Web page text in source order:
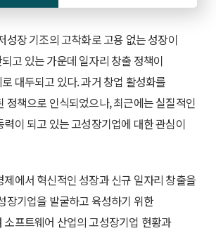
성장 기조의 고착화로 고용 없는 성장이
고 있는 가운데 일자리 창출 정책이
대두되고 있다. 과거 창업 활성화를
정책으로 인식되었으나, 최근에는 실질적인
이 되고 있는 고성장기업에 대한 관심이
에서 혁신적인 성장과 신규 일자리 창출을
장기업을 발굴하고 육성하기 위한
소프트웨어 산업의 고성장기업 현황과